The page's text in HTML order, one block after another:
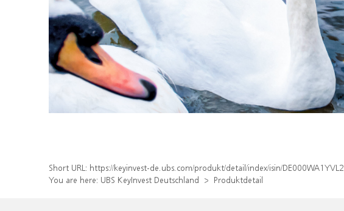
Short URL: https://keyinvest-de.ubs.com/produkt/detail/index/isin/DE000WA1YVL2
You are here: UBS KeyInvest Deutschland Produktdetail